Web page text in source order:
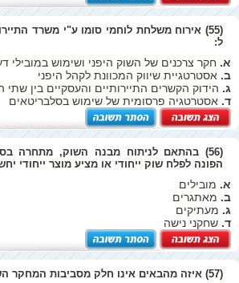
(55) אירוח משלחת לוחמי סומו ע"י משרד
ל:
א. חקר צרכנים של השוק היפני ושימוש במובילי
ב. אסטרטגיית שיווק המכוונת לקהל היפני
ג. הידוק הקשרים התיירותיים והעסקיים בין שתי
ד. אסטרטגיה פרסומית של שימוש בסלבריטאים
(56) בהתאם לניתוח מבנה השוק, מתחרה
הפונה לפלח שוק ייחודי או מציע מוצר ייחודי
א. מובילים
ב. מאתגרים
ג. מעתיקים
ד. שחקני נישה
(57) איזה מהבאים אינו חלק מסביבות המחקר השיווקי